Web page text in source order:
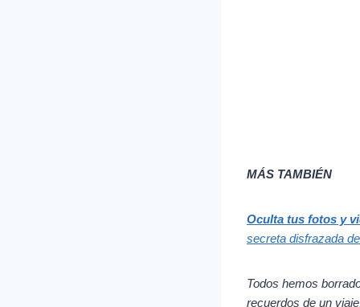
MÁS TAMBIÉN
Oculta tus fotos y
secreta disfrazada
Todos hemos
recuerdos de un